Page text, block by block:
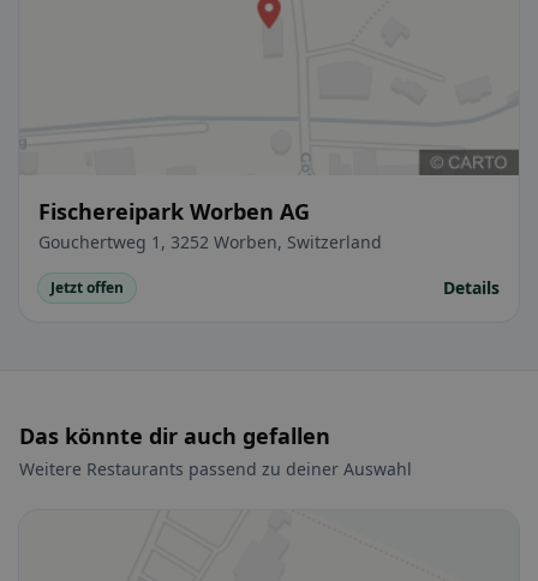
Fischereipark Worben AG
Gouchertweg 1, 3252 Worben, Switzerland
Jetzt offen Details
Das könnte dir auch gefallen
Weitere Restaurants passend zu deiner Auswahl